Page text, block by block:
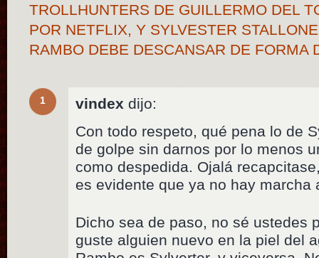
TROLLHUNTERS DE GUILLERMO DEL
POR NETFLIX, Y SYLVESTER
RAMBO DEBE DESCANSAR DE FORMA
1 vindex dijo:
Con todo respeto, qué pena lo de
de golpe sin darnos por lo menos
como despedida. Ojalá
es evidente que ya no hay marcha
Dicho sea de paso, no sé ustedes
guste alguien nuevo en la piel del